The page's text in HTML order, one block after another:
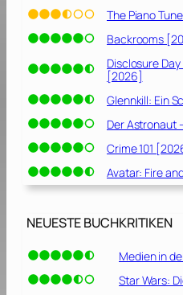
The Piano
Backrooms
Disclosure
[2026]
Glennkill: Ein
Der Astronaut
Crime 101
Avatar: Fire
NEUESTE BUCHKRITIKEN
Medien in
Star Wars: